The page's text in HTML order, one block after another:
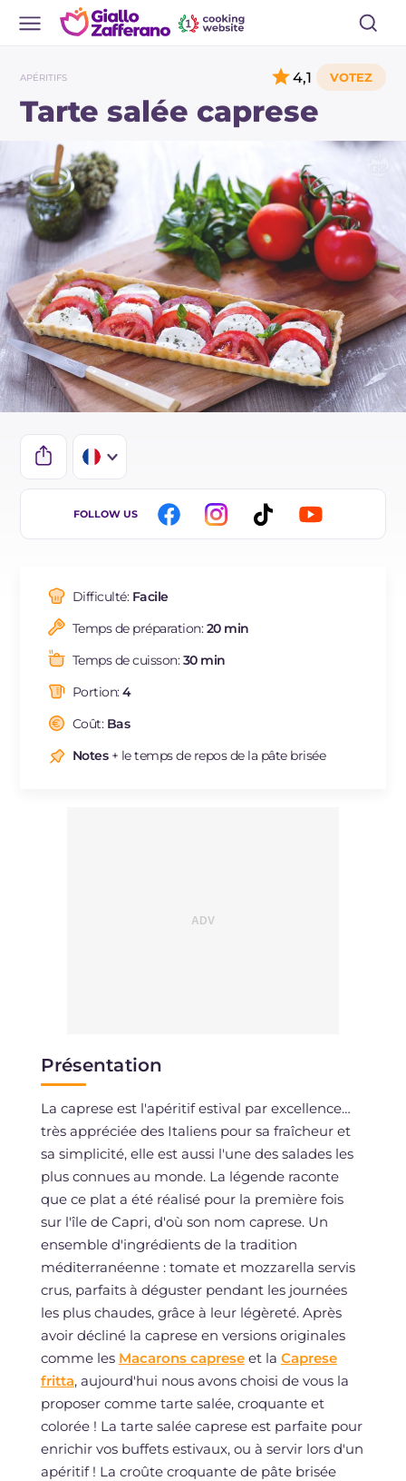
APÉRITIFS
Tarte salée caprese
4,1
IT
ES
DE
NL
FOLLOW US
Difficulté: Facile
Temps de préparation:20 min
Temps de cuisson:30 min
Portion:4
Coût: Bas
Notes+ le temps de repos de la pâte brisée
Présentation
La caprese est l'apéritif estival par excellence…
très appréciée des Italiens pour sa fraîcheur et
sa simplicité, elle est aussi l'une des salades les
plus connues au monde. La légende raconte
que ce plat a été réalisé pour la première fois
sur l'île de Capri, d'où son nom caprese. Un
ensemble d'ingrédients de la tradition
méditerranéenne : tomate et mozzarella servis
crus, parfaits à déguster pendant les journées
les plus chaudes, grâce à leur légèreté. Après
avoir décliné la caprese en versions originales
comme les Macarons capreseet la Caprese
fritta, aujourd'hui nous avons choisi de vous la
proposer comme tarte salée, croquante et
colorée ! La tarte salée caprese est parfaite pour
enrichir vos buffets estivaux, ou à servir lors d'un
apéritif ! La croûte croquante de pâte brisée